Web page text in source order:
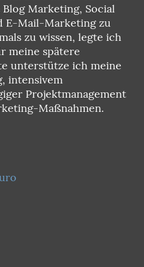
Marketing, Social
E-Mail-Marketing zu
zu wissen, legte ich
meine spätere
unterstütze ich meine
intensivem
Projektmanagement
Maßnahmen.